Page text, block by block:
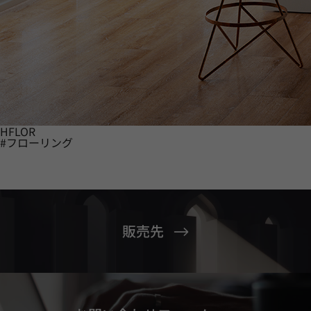
HFLOR
#フローリング
販売先